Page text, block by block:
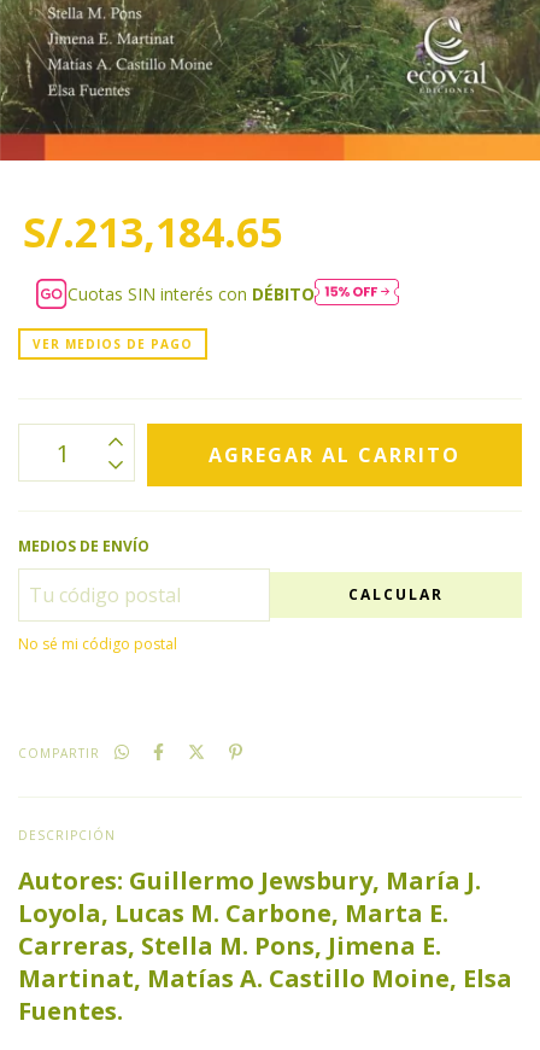
S/.213,184.65
Cuotas SIN interés con DÉBITO
VER MEDIOS DE PAGO
MEDIOS DE ENVÍO
CALCULAR
No sé mi código postal
COMPARTIR
DESCRIPCIÓN
Autores: Guillermo Jewsbury, María J.
Loyola, Lucas M. Carbone, Marta E.
Carreras, Stella M. Pons, Jimena E.
Martinat, Matías A. Castillo Moine, Elsa
Fuentes.